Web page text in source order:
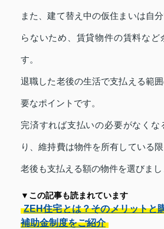
また、建て替え中の仮住まいは自
らないため、賃貸物件の賃料など
す。
退職した老後の生活で支払える範
要なポイントです。
完済すれば支払いの必要がなくな
り、維持費は物件を所有している
老後も支払える額の物件を選びまし
▼この記事も読まれています
ZEH住宅とは？そのメリットと
補助金制度をご紹介